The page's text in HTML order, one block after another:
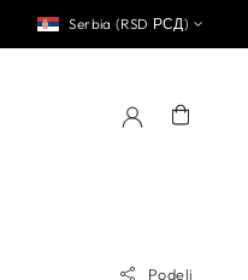
Serbia (RSD РСД)
Korpa
Podeli